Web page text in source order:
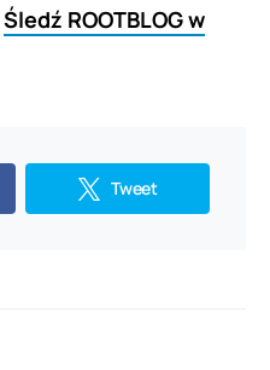
Śledź ROOTBLOG w
Tweet